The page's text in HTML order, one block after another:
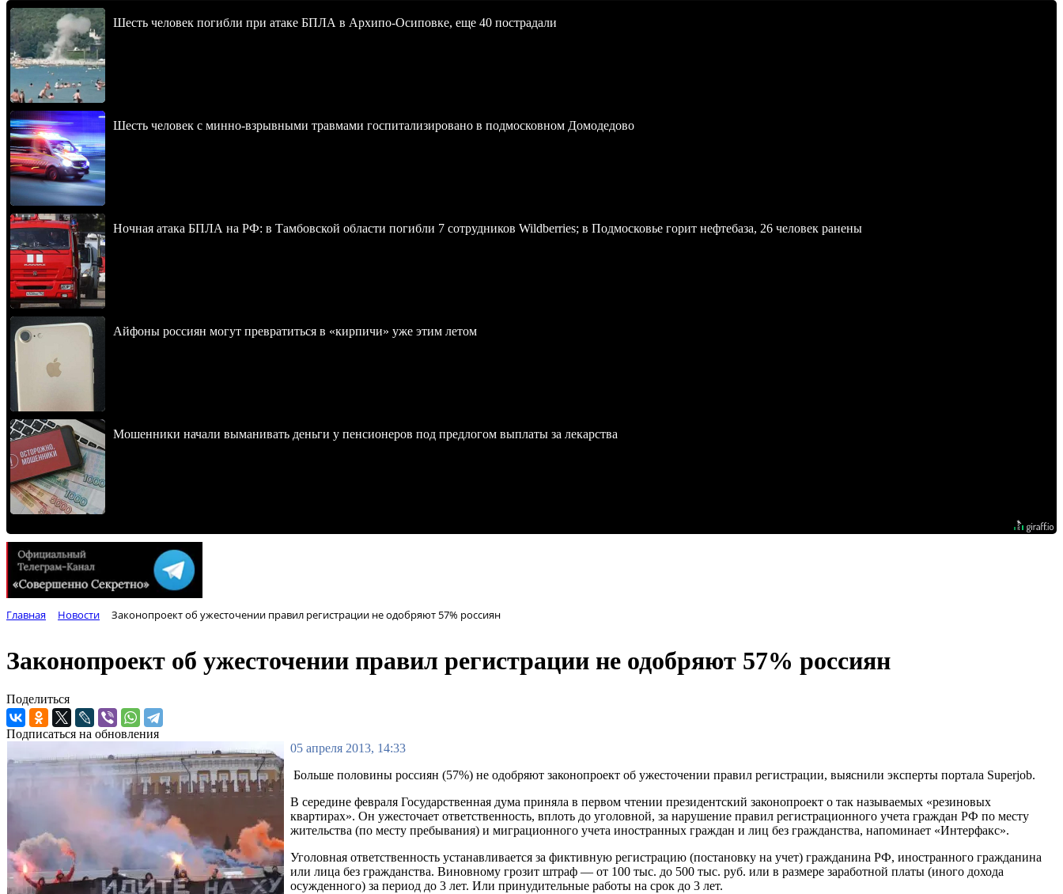
Шесть человек погибли при атаке БПЛА в Архипо-Осиповке, еще 40 пострадали
Шесть человек с минно-взрывными травмами госпитализировано в подмосковном Домодедово
Ночная атака БПЛА на РФ: в Тамбовской области погибли 7 сотрудников Wildberries; в Подмосковье горит нефтебаза, 26 человек ранены
Айфоны россиян могут превратиться в «кирпичи» уже этим летом
Мошенники начали выманивать деньги у пенсионеров под предлогом выплаты за лекарства
Главная Новости Законопроект об ужесточении правил регистрации не одобряют 57% россиян
Законопроект об ужесточении правил регистрации не одобряют 57% россиян
Поделиться
Подписаться на обновления
05 апреля 2013, 14:33
Больше половины россиян (57%) не одобряют законопроект об ужесточении правил регистрации, выяснили эксперты портала Superjob.
В середине февраля Государственная дума приняла в первом чтении президентский законопроект о так называемых «резиновых
квартирах». Он ужесточает ответственность, вплоть до уголовной, за нарушение правил регистрационного учета граждан РФ по месту
жительства (по месту пребывания) и миграционного учета иностранных граждан и лиц без гражданства, напоминает «Интерфакс».
Уголовная ответственность устанавливается за фиктивную регистрацию (постановку на учет) гражданина РФ, иностранного гражданина
или лица без гражданства. Виновному грозит штраф — от 100 тыс. до 500 тыс. руб. или в размере заработной платы (иного дохода
осужденного) за период до 3 лет. Или принудительные работы на срок до 3 лет.